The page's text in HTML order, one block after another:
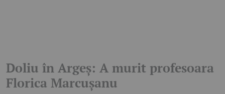
Doliu în Argeș: A murit profesoara
Florica Marcușanu